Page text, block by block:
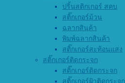
ปริ้นสติกเกอร์ สคบ
สติ๊กเกอร์ม้วน
ฉลากสินค้า
พิมพ์ฉลากสินค้า
สติ๊กเกอร์สะท้อนแสง
สติ๊กเกอร์ติดกระจก
สติ๊กเกอร์ติดกระจก
สติ๊กเกอร์ฝ้าติดกระจก